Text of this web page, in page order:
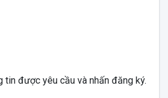
được yêu cầu và nhấn đăng ký.